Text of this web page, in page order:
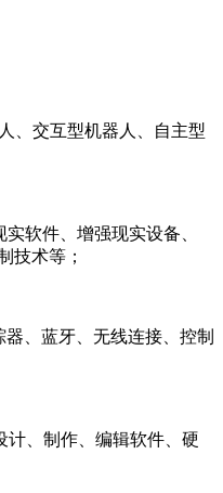
、交互型机器人、自主型
软件、增强现实设备、
技术等；
、蓝牙、无线连接、控制
计、制作、编辑软件、硬